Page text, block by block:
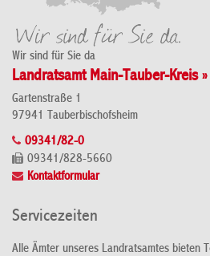
Wir sind für Sie da
Landratsamt Main-Tauber-Kreis »
Gartenstraße 1
97941 Tauberbischofsheim
09341/82-0
09341/828-5660
Kontaktformular
Servicezeiten
Alle Ämter unseres Landratsamtes bieten